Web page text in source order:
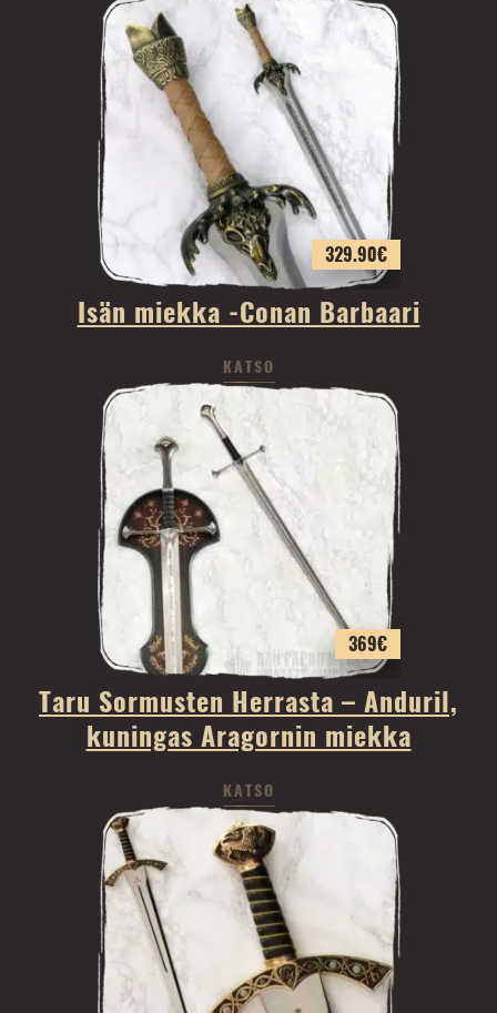
329.90€
Isän miekka -Conan Barbaari
KATSO
369€
Taru Sormusten Herrasta – Anduril,
kuningas Aragornin miekka
KATSO